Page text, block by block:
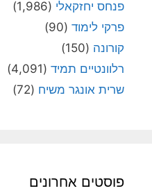
פנחס יחזקאלי (1,986)
פרקי לימוד (90)
קורונה (150)
רלוונטיים תמיד (4,091)
שרית אונגר משיח (72)
פוסטים אחרונים